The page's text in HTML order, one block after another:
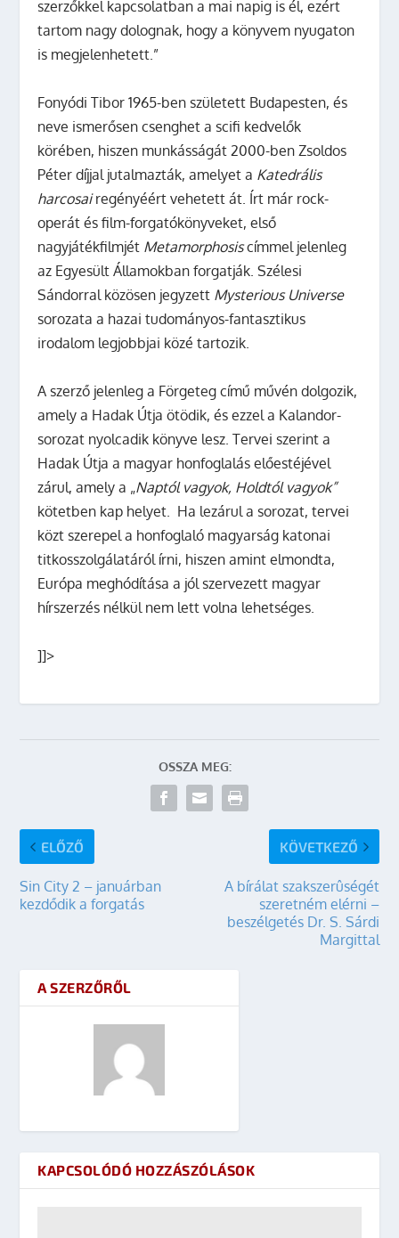
szerzőkkel kapcsolatban a mai napig is él, ezért
tartom nagy dolognak, hogy a könyvem nyugaton
is megjelenhetett.”
Fonyódi Tibor 1965-ben született Budapesten, és
neve ismerősen csenghet a scifi kedvelők
körében, hiszen munkásságát 2000-ben Zsoldos
Péter díjjal jutalmazták, amelyet a Katedrális
harcosairegényéért vehetett át. Írt már rock-
operát és film-forgatókönyveket, első
nagyjátékfilmjét Metamorphosiscímmel jelenleg
az Egyesült Államokban forgatják. Szélesi
Sándorral közösen jegyzett Mysterious Universe
sorozata a hazai tudományos-fantasztikus
irodalom legjobbjai közé tartozik.
A szerző jelenleg a Förgeteg című művén dolgozik,
amely a Hadak Útja ötödik, és ezzel a Kalandor-
sorozat nyolcadik könyve lesz. Tervei szerint a
Hadak Útja a magyar honfoglalás előestéjével
zárul, amely a „Naptól vagyok, Holdtól vagyok”
kötetben kap helyet. Ha lezárul a sorozat, tervei
közt szerepel a honfoglaló magyarság katonai
titkosszolgálatáról írni, hiszen amint elmondta,
Európa meghódítása a jól szervezett magyar
hírszerzés nélkül nem lett volna lehetséges.
]]>
OSSZA MEG:
ELŐZŐ
Sin City 2 – januárban
kezdődik a forgatás
KÖVETKEZŐ
A bírálat szakszerûségét
szeretném elérni –
beszélgetés Dr. S. Sárdi
Margittal
A SZERZŐRŐL
KAPCSOLÓDÓ HOZZÁSZÓLÁSOK